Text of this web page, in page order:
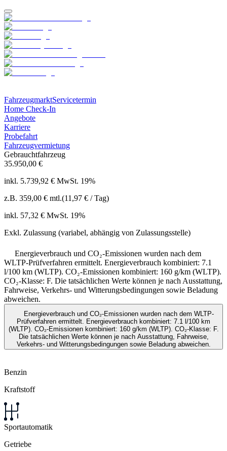
FahrzeugmarktServicetermin
Home Check-In
Angebote
Karriere
Probefahrt
Fahrzeugvermietung
Gebrauchtfahrzeug
35.950,00 €
inkl. 5.739,92 € MwSt. 19%
z.B. 359,00 € mtl.(11,97 € / Tag)
inkl. 57,32 € MwSt. 19%
Exkl. Zulassung (variabel, abhängig von Zulassungsstelle)
Energieverbrauch und CO₂-Emissionen wurden nach dem
WLTP-Prüfverfahren ermittelt. Energieverbrauch kombiniert: 7.1
l/100 km (WLTP). CO₂-Emissionen kombiniert: 160 g/km (WLTP).
CO₂-Klasse: F. Die tatsächlichen Werte können je nach Ausstattung,
Fahrweise, Verkehrs- und Witterungsbedingungen sowie Beladung
abweichen.
Energieverbrauch und CO₂-Emissionen wurden nach dem WLTP-
Prüfverfahren ermittelt. Energieverbrauch kombiniert: 7.1 l/100 km
(WLTP). CO₂-Emissionen kombiniert: 160 g/km (WLTP). CO₂-Klasse: F.
Die tatsächlichen Werte können je nach Ausstattung, Fahrweise,
Verkehrs- und Witterungsbedingungen sowie Beladung abweichen.
Benzin
Kraftstoff
Sportautomatik
Getriebe